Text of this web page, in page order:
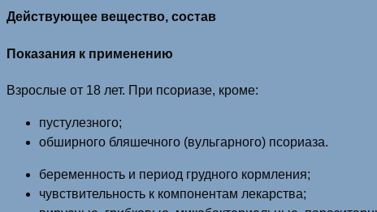
Действующее вещество, состав
Показания к применению
Взрослые от 18 лет. При псориазе, кроме:
пустулезного;
обширного бляшечного (вульгарного) псориаза.
беременность и период грудного кормления;
чувствительность к компонентам лекарства;